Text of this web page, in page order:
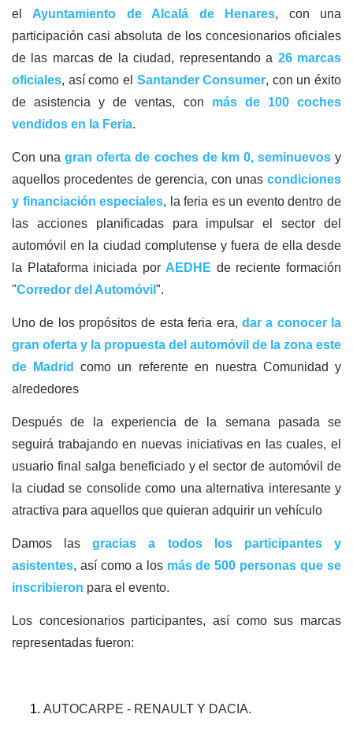
el Ayuntamiento de Alcalá de Henares, con una
participación casi absoluta de los concesionarios oficiales
de las marcas de la ciudad, representando a 26 marcas
oficiales, así como el Santander Consumer, con un éxito
de asistencia y de ventas, con más de 100 coches
vendidos en la Feria.
Con unagran oferta de coches de km 0, seminuevosy
aquellos procedentes de gerencia, con unas condiciones
y financiación especiales, la feria es un evento dentro de
las acciones planificadas para impulsar el sector del
automóvil en la ciudad complutense y fuera de ella desde
la Plataforma iniciada por AEDHE de reciente formación
"Corredor del Automóvil ".
Uno de los propósitos de esta feria era, dar a conocer la
gran oferta y la propuesta del automóvil de la zona este
de Madrid
como un referente en nuestra Comunidad y
alrededores
Después de la experiencia de la semana pasada se
seguirá trabajando en nuevas iniciativas en las cuales, el
usuario final salga beneficiado y el sector de automóvil de
la ciudad se consolide como una alternativa interesante y
atractiva para aquellos que quieran adquirir un vehículo
Damos lasgracias a todos los participantes y
asistentes, así como a los más de 500 personas que se
inscribieron para el evento.
Los concesionarios participantes, así como sus marcas
representadas fueron:
AUTOCARPE - RENAULT Y DACIA.